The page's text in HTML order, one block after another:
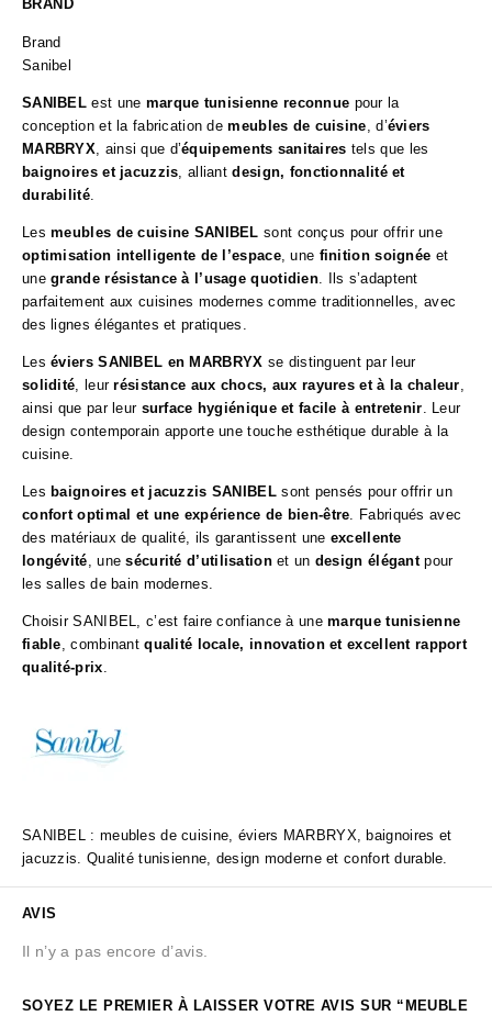
BRAND
Brand
Sanibel
SANIBEL est une marque tunisienne reconnue pour la
conception et la fabrication demeubles de cuisine, d’éviers
MARBRYX, ainsi que d’équipements sanitaires tels que les
baignoires et jacuzzis, alliantdesign, fonctionnalité et
durabilité.
Lesmeubles de cuisine SANIBEL sont conçus pour offrir une
optimisation intelligente de l’espace, une finition soignée et
unegrande résistance à l’usage quotidien. Ils s’adaptent
parfaitement aux cuisines modernes comme traditionnelles, avec
des lignes élégantes et pratiques.
Leséviers SANIBEL en MARBRYX se distinguent par leur
solidité, leurrésistance aux chocs, aux rayures et à la chaleur,
ainsi que par leur surface hygiénique et facile à entretenir. Leur
design contemporain apporte une touche esthétique durable à la
cuisine.
Les baignoires et jacuzzis SANIBELsont pensés pour offrir un
confort optimal et une expérience de bien-être. Fabriqués avec
des matériaux de qualité, ils garantissent une excellente
longévité, unesécurité d’utilisationet un design élégantpour
les salles de bain modernes.
Choisir SANIBEL, c’est faire confiance à unemarque tunisienne
fiable, combinantqualité locale, innovation et excellent rapport
qualité-prix.
SANIBEL : meubles de cuisine, éviers MARBRYX, baignoires et
jacuzzis. Qualité tunisienne, design moderne et confort durable.
AVIS
Il n’y a pas encore d’avis.
SOYEZ LE PREMIER À LAISSER VOTRE AVIS SUR “MEUBLE